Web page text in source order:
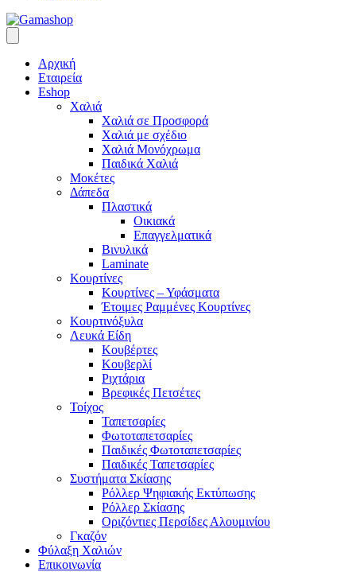
Αρχική
Εταιρεία
Eshop
Χαλιά
Χαλιά σε Προσφορά
Χαλιά με σχέδιο
Χαλιά Μονόχρωμα
Παιδικά Χαλιά
Μοκέτες
Δάπεδα
Πλαστικά
Οικιακά
Επαγγελματικά
Βινυλικά
Laminate
Κουρτίνες
Κουρτίνες – Υφάσματα
Έτοιμες Ραμμένες Κουρτίνες
Κουρτινόξυλα
Λευκά Είδη
Κουβέρτες
Κουβερλί
Ριχτάρια
Βρεφικές Πετσέτες
Τοίχος
Ταπετσαρίες
Φωτοταπετσαρίες
Παιδικές Φωτοταπετσαρίες
Παιδικές Ταπετσαρίες
Συστήματα Σκίασης
Ρόλλερ Ψηφιακής Εκτύπωσης
Ρόλλερ Σκίασης
Οριζόντιες Περσίδες Αλουμινίου
Γκαζόν
Φύλαξη Χαλιών
Επικοινωνία